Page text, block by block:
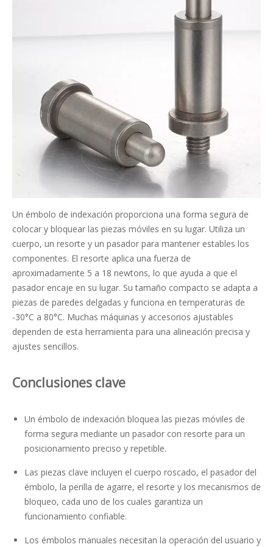
Un émbolo de indexación proporciona una forma segura de
colocar y bloquear las piezas móviles en su lugar. Utiliza un
cuerpo, un resorte y un pasador para mantener estables los
componentes. El resorte aplica una fuerza de
aproximadamente 5 a 18 newtons, lo que ayuda a que el
pasador encaje en su lugar. Su tamaño compacto se adapta a
piezas de paredes delgadas y funciona en temperaturas de
-30°C a 80°C. Muchas máquinas y accesorios ajustables
dependen de esta herramienta para una alineación precisa y
ajustes sencillos.
Conclusiones clave
Un émbolo de indexación bloquea las piezas móviles de
forma segura mediante un pasador con resorte para un
posicionamiento preciso y repetible.
Las piezas clave incluyen el cuerpo roscado, el pasador del
émbolo, la perilla de agarre, el resorte y los mecanismos de
bloqueo, cada uno de los cuales garantiza un
funcionamiento confiable.
Los émbolos manuales necesitan la operación del usuario y